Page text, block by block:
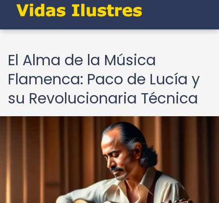
El Alma de la Música
Flamenca: Paco de Lucía y
su Revolucionaria Técnica